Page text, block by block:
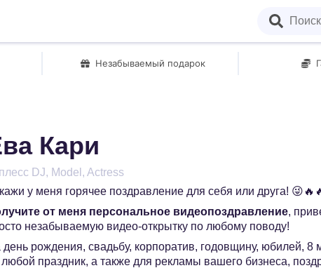
Незабываемый подарок
Кари
DJ, Model, Actress
у меня горячее поздравление для себя или друга!
от меня персональное видеопоздравление,
незабываемую видео-открытку по любому поводу!
день рождения, свадьбу, корпоратив, годовщину, юбилей, 8
любой праздник, а также для рекламы вашего бизнеса,